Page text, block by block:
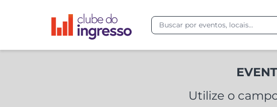
Utilize o